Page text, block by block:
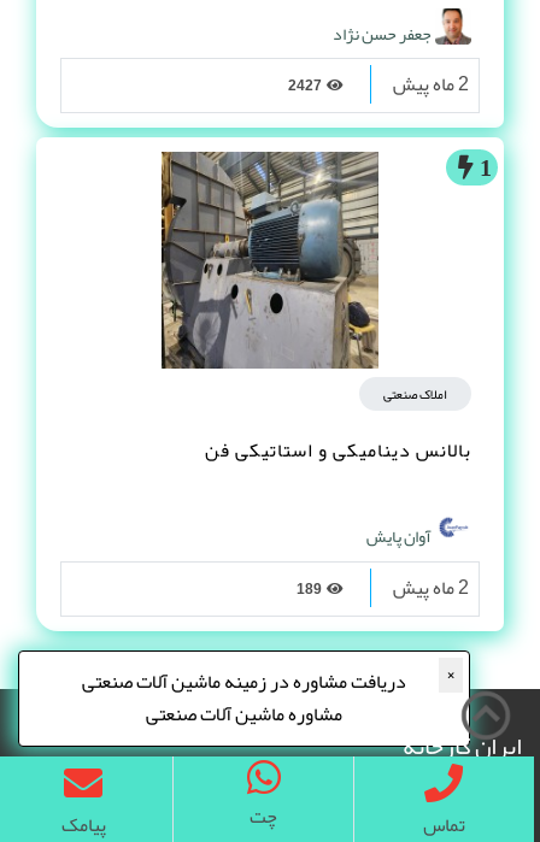
تماس چت پیامک
جعفر حسن نژاد
2 ماه پیش
1
املاک صنعتی
بالانس دینامیکی و استاتیکی فن
آوان پایش
2 ماه پیش
×
دریافت مشاوره در زمینه ماشین آلات صنعتی
مشاوره ماشین آلات صنعتی
ایران کارخانه